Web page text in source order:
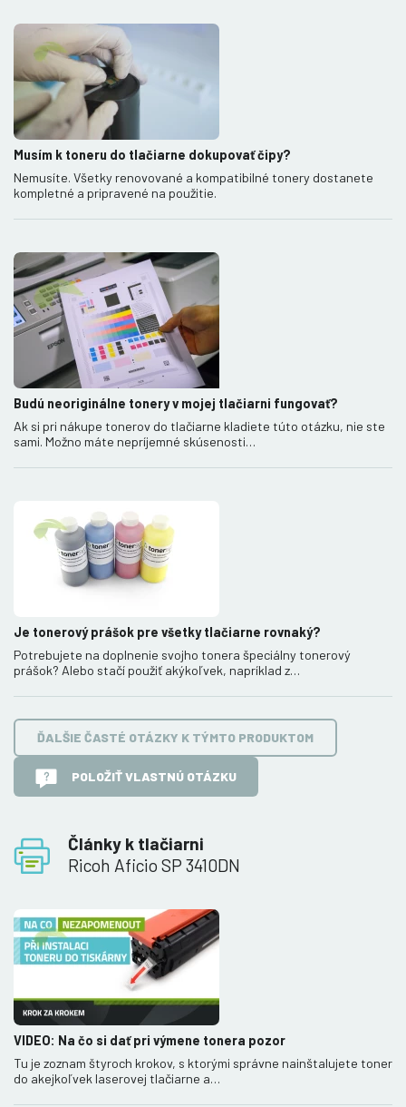
Články k tlačiarni
Ricoh Aficio SP 3410DN
Musím k toneru do tlačiarne dokupovať čipy?
Nemusíte. Všetky renovované a kompatibilné tonery dostanete
kompletné a pripravené na použitie.
Budú neoriginálne tonery v mojej tlačiarni fungovať?
Ak si pri nákupe tonerov do tlačiarne kladiete túto otázku, nie ste
sami. Možno máte nepríjemné skúsenosti…
Je tonerový prášok pre všetky tlačiarne rovnaký?
Potrebujete na doplnenie svojho tonera špeciálny tonerový
prášok? Alebo stačí použiť akýkoľvek, napríklad z…
ĎALŠIE ČASTÉ OTÁZKY K TÝMTO PRODUKTOM
POLOŽIŤ VLASTNÚ OTÁZKU
VIDEO: Na čo si dať pri výmene tonera pozor
Tu je zoznam štyroch krokov, s ktorými správne nainštalujete toner
do akejkoľvek laserovej tlačiarne a…